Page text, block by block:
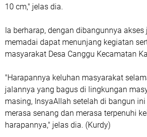
10 cm," jelas dia.
Ia berharap, dengan dibangunnya akses
memadai dapat menunjang kegiatan
masyarakat Desa Canggu Kecamatan
"Harapannya keluhan masyarakat
jalannya yang bagus di lingkungan
masing, InsyaAllah setelah di bangun
merasa senang dan merasa terpenuhi
harapannya," jelas dia. (Kurdy)